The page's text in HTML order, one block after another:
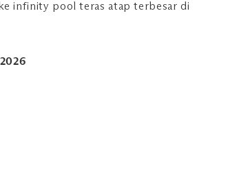
infinity pool teras atap terbesar di